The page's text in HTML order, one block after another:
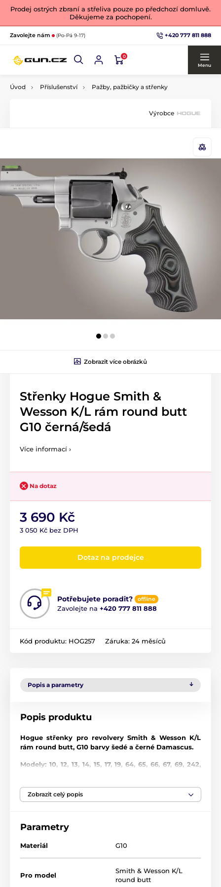
Prodej ostrých zbraní a střeliva pouze po předchozí domluvě.
Děkujeme za pochopení.
Zavolejte nám (Po-Pá 9-17) +420 777 811 888
0
Menu
Úvod Příslušenství Pažby, pažbičky a střenky
Výrobce
Zobrazit více obrázků
Střenky Hogue Smith &
Wesson K/L rám round butt
G10 černá/šedá
Více informací ›
Na dotaz
3 690 Kč
3 050 Kč bez DPH
Dotaz na prodejce
Potřebujete poradit? offline
Zavolejte na +420 777 811 888
Kód produktu: HOG257 Záruka: 24 měsíců
Popis a parametry
Popis produktu
Hogue střenky pro revolvery Smith & Wesson K/L
rám round butt, G10 barvy šedé a černé Damascus.
Modely: 10, 12, 13, 14, 15, 17, 19, 64, 65, 66, 67, 69, 242,
V případě zájmu jsme schopni pro Vás objednat
G10
G10 je materiál vyrobený z vrstev skleněných vláken a
lehký, ale neuvěřitelně silný a nepropustný pro
všechny oleje a chemikálie používané pro údržbu
Zobrazit celý popis
Parametry
Materiál G10
Pro model
Smith & Wesson K/L
round butt